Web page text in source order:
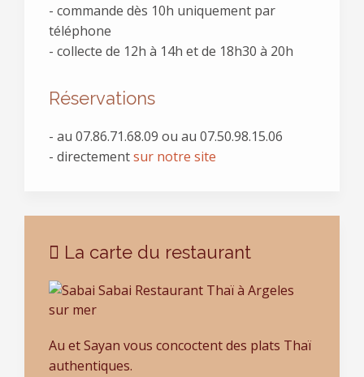
- commande dès 10h uniquement par
téléphone
- collecte de 12h à 14h et de 18h30 à 20h
Réservations
- au 07.86.71.68.09 ou au 07.50.98.15.06
- directementsur notre site
La carte du restaurant
Au et Sayan vous concoctent des plats Thaï
authentiques.